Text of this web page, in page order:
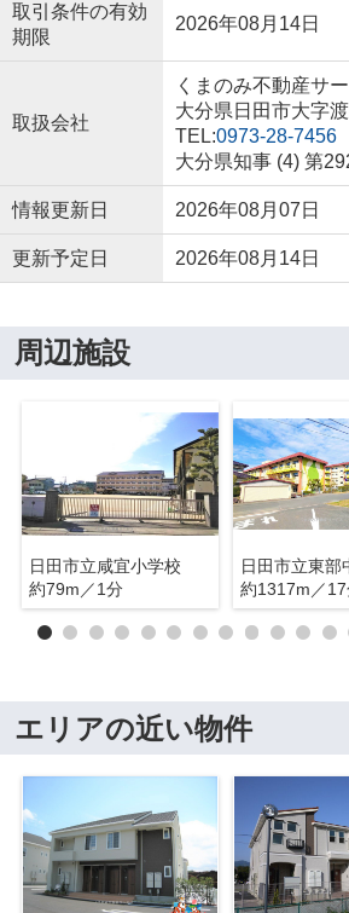
取引条件の有効
期限
2026年08月14日
取扱会社
くまのみ不動産サ
大分県日田市大字
TEL:0973-28-7456
大分県知事 (4) 第
情報更新日 2026年08月07日
更新予定日 2026年08月14日
周辺施設
日田市立咸宜小学校
約79m／1分
日田市立東部
約1317m／
エリアの近い物件